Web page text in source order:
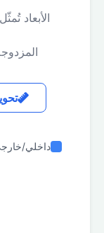
الأبعاد
داخلي/